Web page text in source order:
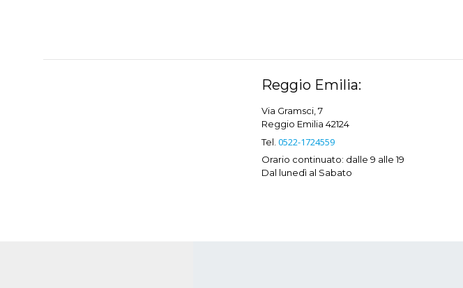
Reggio Emilia:
Via Gramsci, 7
Reggio Emilia 42124
Tel. 0522-1724559
Orario continuato: dalle 9 alle 19
Dal lunedì al Sabato